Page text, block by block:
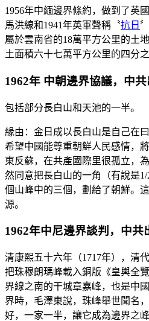
1956年中緬邊界條約，做到了英
馬洪線和1941年英軍聲稱〝抗日
屬於雲南省的18萬平方公里的土
土面積六十七萬平方公里的四分之
1962年 中朝邊界協議，中
包括部分長白山和天池的一半。
緣由：金日成以長白山是自己在
希望中國能尊重朝鮮人民感情，
東反蘇，在共產國際里很孤立，
然同意把長白山的一角（有說是
個山峰中的三個，劃給了朝鮮。
源。
1962年中尼邊界談判，中共
清康熙五十六年（1717年），清
把珠穆朗瑪峰載入銅版《皇輿全
界線之南的干城章嘉峰，也是中
界時，毛澤東說，珠峰舉世聞名
好，一家一半，讓它成為邊界之峰